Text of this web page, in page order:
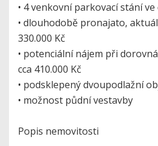
• 4 venkovní parkovací stání
• dlouhodobě pronajato,
330.000 Kč
• potenciální nájem při
cca 410.000 Kč
• podsklepený dvoupodlažní
• možnost půdní vestavby
Popis nemovitosti